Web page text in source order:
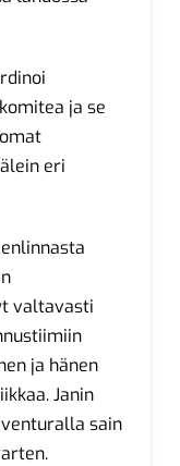
ja se
eri
valtavasti
ja hänen
Janin
sain